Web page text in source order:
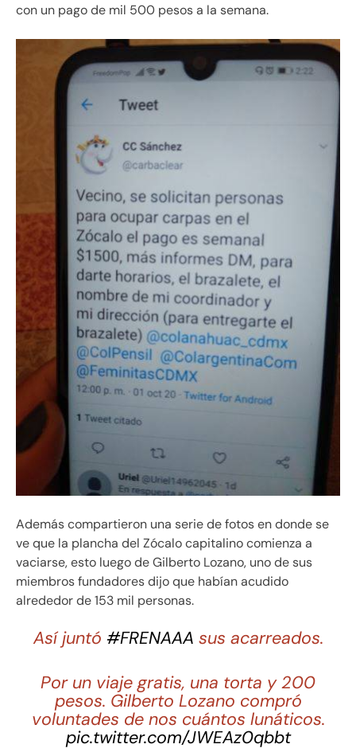
con un pago de mil 500 pesos a la semana.
Además compartieron una serie de fotos en donde se
ve que la plancha del Zócalo capitalino comienza a
vaciarse, esto luego de Gilberto Lozano, uno de sus
miembros fundadores dijo que habían acudido
alrededor de 153 mil personas.
Así juntó #FRENAAA sus acarreados.
Por un viaje gratis, una torta y 200
pesos. Gilberto Lozano compró
voluntades de nos cuántos lunáticos.
pic.twitter.com/JWEAz0qbbt